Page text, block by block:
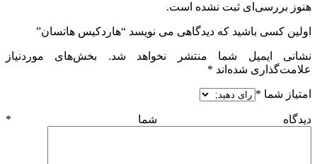
هنوز بررسی‌ای ثبت نشده است.
اولین کسی باشید که دیدگاهی می نویسد “هاردکیس هاتسان”
نشانی ایمیل شما منتشر نخواهد شد.
بخش‌های موردنیاز
علامت‌گذاری شده‌اند *
امتیاز شما *
دیدگاه شما *